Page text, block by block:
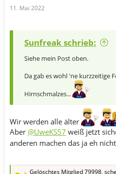
11. Mai 2022
Sunfreak schrieb:
Siehe mein Post oben.
Da gab es wohl 'ne kurzzeitige
Hirnschmalzes...
Wir werden alle älter
Aber @UweKS57 weiß jetzt
anderen machen das ja eh
Gelöschtes Mitglied 79998,